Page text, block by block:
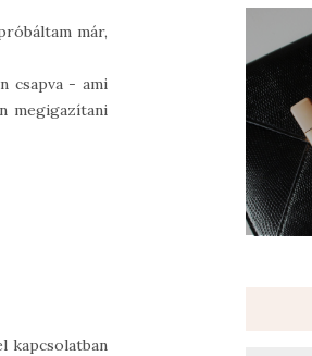
már,
csapva - ami
megigazítani
kapcsolatban